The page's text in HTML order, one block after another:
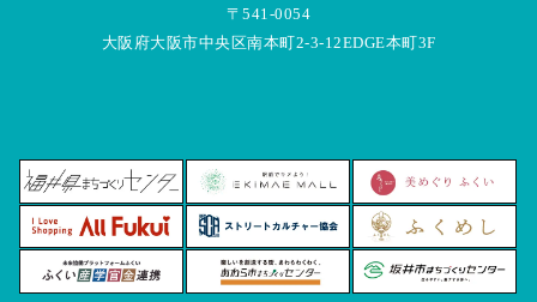
〒541-0054
大阪府大阪市中央区南本町2-3-12EDGE本町3F